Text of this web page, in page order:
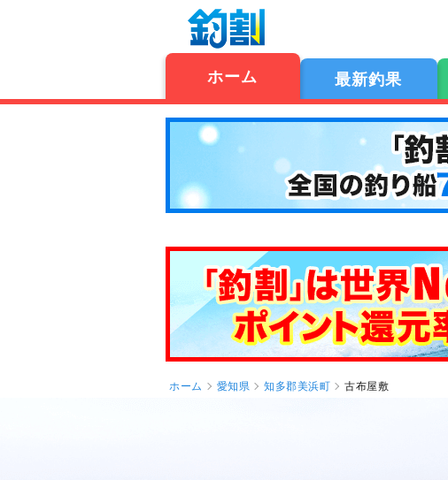
ホーム 最新釣果
ホーム 愛知県 知多郡美浜町 古布屋敷